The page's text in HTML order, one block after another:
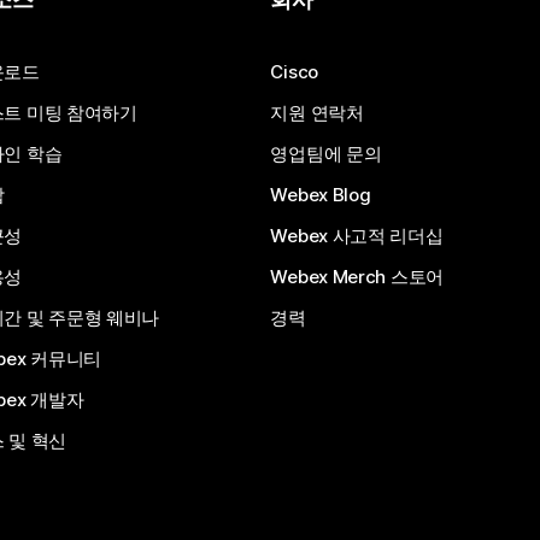
드
미팅 참여하기
인 학습
간 및 주문형 웨비나
커뮤니티
개발자
및 혁신
Cisco
지원 연락처
영업팀에 문의
Webex Blog
Webex 사고적 리더십
Webex Merch 스토어
경력